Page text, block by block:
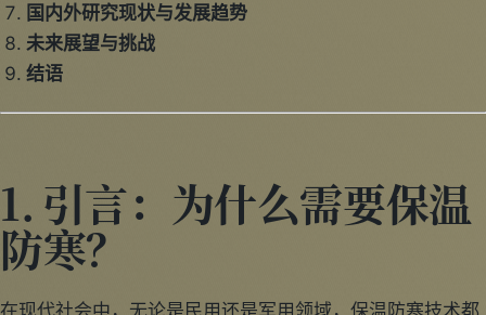
国内外研究现状与发展趋势
未来展望与挑战
结语
1. 引言：为什么需要保温
防寒？
在现代社会中，无论是民用还是军用领域，保温防寒技术都